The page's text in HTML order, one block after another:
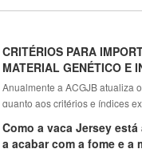
CRITÉRIOS PARA
MATERIAL GENÉTICO E
Anualmente a ACGJB atualiza
quanto aos critérios e índices
Como a vaca Jersey
a acabar com a fome e a